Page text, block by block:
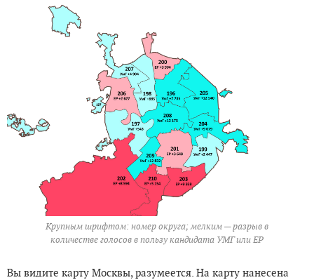
Крупным шрифтом: номер округа; мелким — разрыв в
количестве голосов в пользу кандидата УМГ или ЕР
Вы видите карту Москвы, разумеется. На карту нанесена